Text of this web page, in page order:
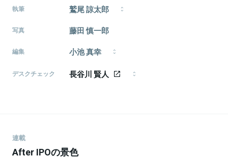
執筆 鷲尾 諒太郎
新卒で株式会社リクルートジョブズに入社し、新卒採
ーランスとして独立。複数の企業の採用支援などを行
は音楽や映画などのカルチャーや思想・哲学など。趣
味ははしご酒と銭湯巡り。
写真 藤田 慎一郎
編集 小池 真幸
『CAIXA』副編集長、『FastGrow』編集パートナー、グ
デスクチェック 長谷川 賢人
連載
After IPOの景色